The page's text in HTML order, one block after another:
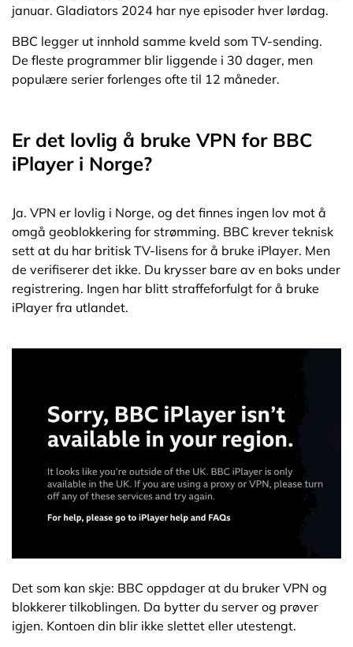
januar. Gladiators 2024 har nye episoder hver lørdag.
BBC legger ut innhold samme kveld som TV-sending.
De fleste programmer blir liggende i 30 dager, men
populære serier forlenges ofte til 12 måneder.
Er det lovlig å bruke VPN for BBC
iPlayer i Norge?
Ja. VPN er lovlig i Norge, og det finnes ingen lov mot å
omgå geoblokkering for strømming. BBC krever teknisk
sett at du har britisk TV-lisens for å bruke iPlayer. Men
de verifiserer det ikke. Du krysser bare av en boks under
registrering. Ingen har blitt straffeforfulgt for å bruke
iPlayer fra utlandet.
Det som kan skje: BBC oppdager at du bruker VPN og
blokkerer tilkoblingen. Da bytter du server og prøver
igjen. Kontoen din blir ikke slettet eller utestengt.